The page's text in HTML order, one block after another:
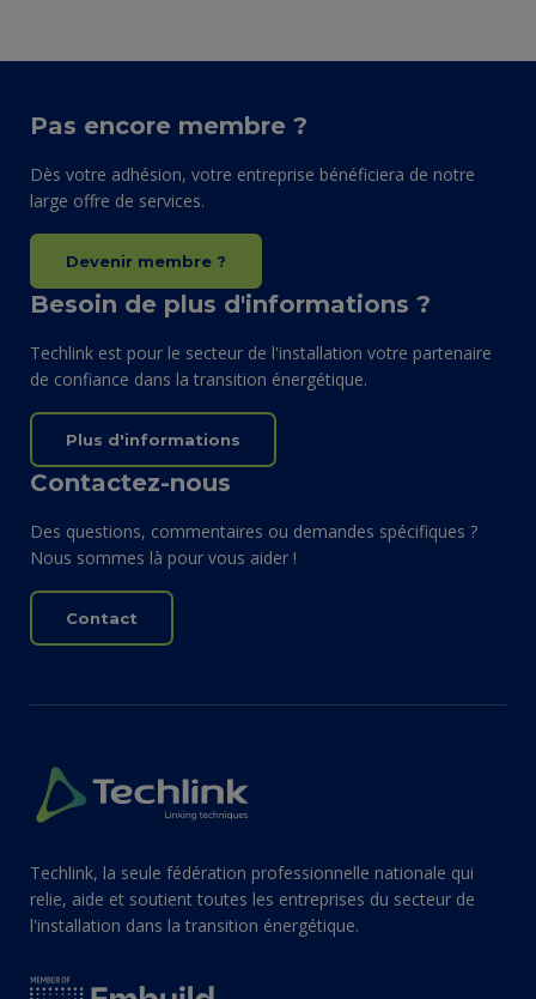
Pas encore membre ?
Dès votre adhésion, votre entreprise bénéficiera de notre
large offre de services.
Devenir membre ?
Besoin de plus d'informations ?
Techlink est pour le secteur de l'installation votre partenaire
de confiance dans la transition énergétique.
Plus d'informations
Contactez-nous
Des questions, commentaires ou demandes spécifiques ?
Nous sommes là pour vous aider !
Contact
Techlink, la seule fédération professionnelle nationale qui
relie, aide et soutient toutes les entreprises du secteur de
l'installation dans la transition énergétique.